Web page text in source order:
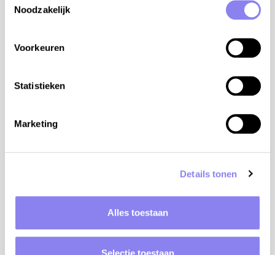
Noodzakelijk
Voorkeuren
Statistieken
Marketing
Details tonen
Alles toestaan
Selectie toestaan
9 personen
4 slaapkamers en 2 badkamers:
slpk 3 met bed 160 cm, houten kinderbed, airco
slpk 4 met 3 bedden 90 cm, airco (verdiep)
badkamer met douche, lavabo en WC (gelijkvloers)
omheind terrein: 17a omheind door draadafsluiting